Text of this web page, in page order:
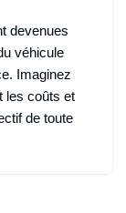
devenues
véhicule
Imaginez
les coûts et
de toute